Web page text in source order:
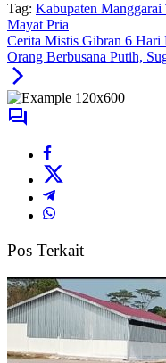
Tag: Kabupaten Manggarai
Mayat Pria
Cerita Mistis Gibran 6
Orang Berbusana Putih,
Pos Terkait